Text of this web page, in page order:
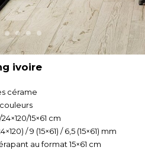
écru
cérame
15×61 cm
/ 9 (15×61) / 6,5 (15×61) mm
au format 15×61 cm